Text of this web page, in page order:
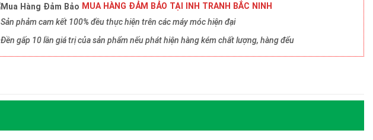
MUA HÀNG ĐẢM BẢO TẠI INH TRANH BẮC NINH
Sản phảm cam kết 100% đều thực hiện trên các máy móc hiện đại
Đền gấp 10 lần giá trị của sản phẩm nếu phát hiện hàng kém chất lượng, hàng đểu